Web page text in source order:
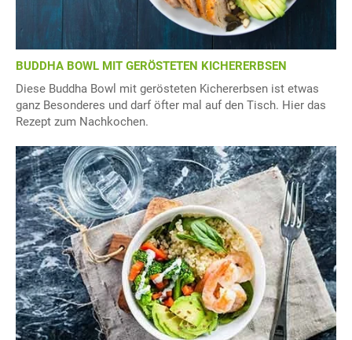
BUDDHA BOWL MIT GERÖSTETEN KICHERERBSEN
Diese Buddha Bowl mit gerösteten Kichererbsen ist etwas
ganz Besonderes und darf öfter mal auf den Tisch. Hier das
Rezept zum Nachkochen.